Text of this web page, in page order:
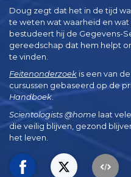
Doug zegt dat het in de tijd
te weten wat waarheid en wat
bestudeert hij de Gegevens-
gereedschap dat hem helpt
te vinden.
Feitenonderzoek is een van
cursussen gebaseerd op de
Handboek.
Scientologists @home laat
die veilig blijven, gezond
het leven.